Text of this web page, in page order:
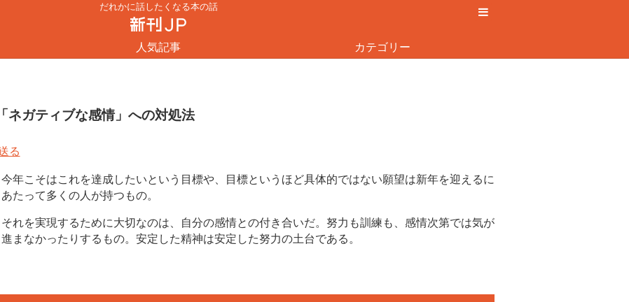
だれかに話したくなる本の話
人気記事 カテゴリー
ネガティブな感情」への対処法
今年こそはこれを達成したいという目標や、目標というほど具体的ではない願望は新年を迎えるに
あたって多くの人が持つもの。
それを実現するために大切なのは、自分の感情との付き合いだ。努力も訓練も、感情次第では気が
進まなかったりするもの。安定した精神は安定した努力の土台である。